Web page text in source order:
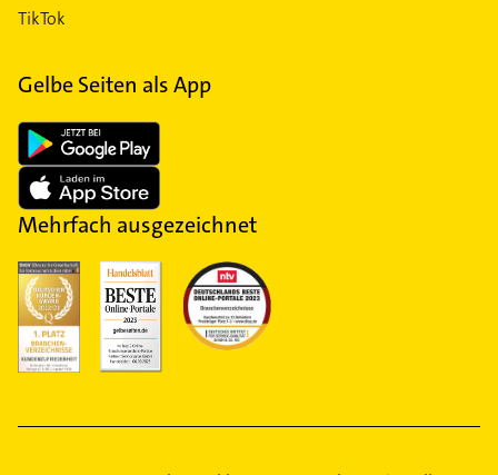
TikTok
Gelbe Seiten als App
Mehrfach ausgezeichnet